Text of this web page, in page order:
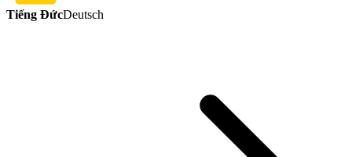
Tiếng ĐứcDeutsch